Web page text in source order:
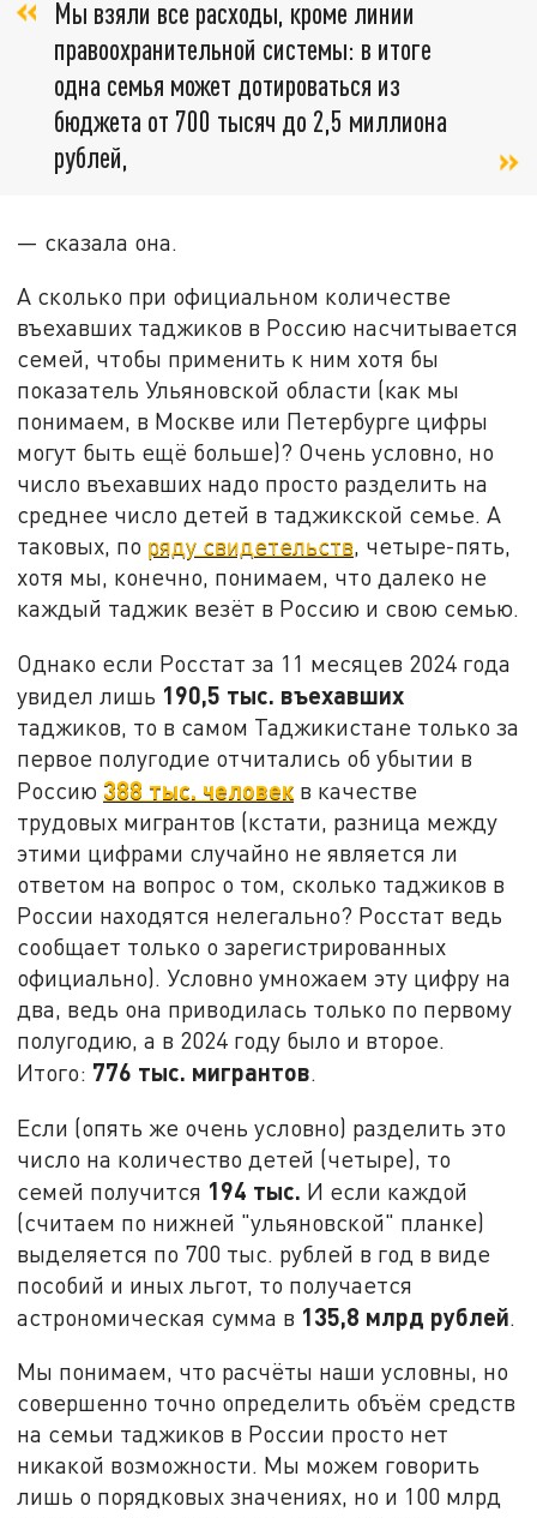
Мы взяли все расходы, кроме линии
правоохранительной системы: в итоге
одна семья может дотироваться из
бюджета от 700 тысяч до 2,5 миллиона
рублей,
— сказала она.
А сколько при официальном количестве
въехавших таджиков в Россию насчитывается
семей, чтобы применить к ним хотя бы
показатель Ульяновской области (как мы
понимаем, в Москве или Петербурге цифры
могут быть ещё больше)? Очень условно, но
число въехавших надо просто разделить на
среднее число детей в таджикской семье. А
таковых, по ряду свидетельств, четыре-пять,
хотя мы, конечно, понимаем, что далеко не
каждый таджик везёт в Россию и свою семью.
Однако если Росстат за 11 месяцев 2024 года
увидел лишь 190,5 тыс. въехавших
таджиков, то в самом Таджикистане только за
первое полугодие отчитались об убытии в
Россию 388 тыс. человек в качестве
трудовых мигрантов (кстати, разница между
этими цифрами случайно не является ли
ответом на вопрос о том, сколько таджиков в
России находятся нелегально? Росстат ведь
сообщает только о зарегистрированных
официально). Условно умножаем эту цифру на
два, ведь она приводилась только по первому
полугодию, а в 2024 году было и второе.
Итого: 776 тыс. мигрантов.
Если (опять же очень условно) разделить это
число на количество детей (четыре), то
семей получится 194 тыс. И если каждой
(считаем по нижней "ульяновской" планке)
выделяется по 700 тыс. рублей в год в виде
пособий и иных льгот, то получается
астрономическая сумма в 135,8 млрд рублей
Мы понимаем, что расчёты наши условны, но
совершенно точно определить объём средств
на семьи таджиков в России просто нет
никакой возможности. Мы можем говорить
лишь о порядковых значениях, но и 100 млрд